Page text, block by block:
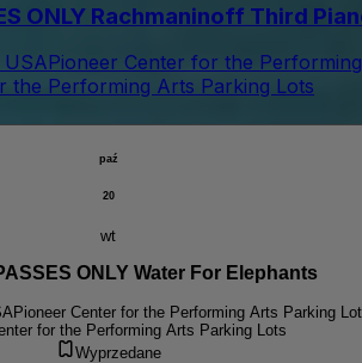
ONLY Rachmaninoff Third
USAPioneer Center for the
the Performing Arts Parking Lots
paź
20
wt
PARKING PASSES ONLY Water For Elephants
Pioneer Center for the Performing Arts Parking
for the Performing Arts Parking Lots
Wyprzedane